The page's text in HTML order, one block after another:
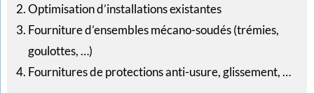
Optimisation d’installations existantes
Fourniture d’ensembles mécano-soudés (trémies,
goulottes, …)
Fournitures de protections anti-usure, glissement, …